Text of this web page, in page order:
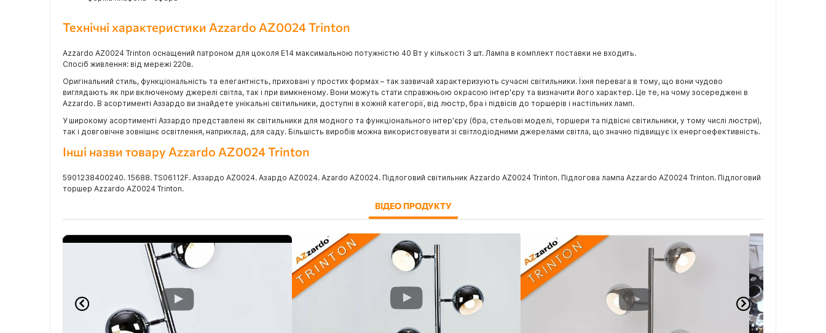
Технічні характеристики Azzardo AZ0024 Trinton
Azzardo AZ0024 Trinton оснащений патроном для цоколя E14 максимальною потужністю 40 Вт у кількості 3 шт. Лампа в комплект поставки не входить.
Спосіб живлення: від мережі 220в.
Оригінальний стиль, функціональність та елегантність, приховані у простих формах – так зазвичай характеризують сучасні світильники. Їхня перевага в тому, що вони чудово
виглядають як при включеному джерелі світла, так і при вимкненому. Вони можуть стати справжньою окрасою інтер'єру та визначити його характер. Це те, на чому зосереджені в
Azzardo. В асортименті Аззардо ви знайдете унікальні світильники, доступні в кожній категорії, від люстр, бра і підвісів до торшерів і настільних ламп.
У широкому асортименті Аззардо представлені як світильники для модного та функціонального інтер'єру (бра, стельові моделі, торшери та підвісні світильники, у тому числі люстри),
так і довговічне зовнішнє освітлення, наприклад, для саду. Більшість виробів можна використовувати зі світлодіодними джерелами світла, що значно підвищує їх енергоефективність.
Інші назви товару Azzardo AZ0024 Trinton
5901238400240. 15688. TS06112F. Аззардо AZ0024. Азардо AZ0024. Azardo AZ0024. Підлоговий світильник Azzardo AZ0024 Trinton. Підлогова лампа Azzardo AZ0024 Trinton. Підлоговий
торшер Azzardo AZ0024 Trinton.
ВІДЕО ПРОДУКТУ